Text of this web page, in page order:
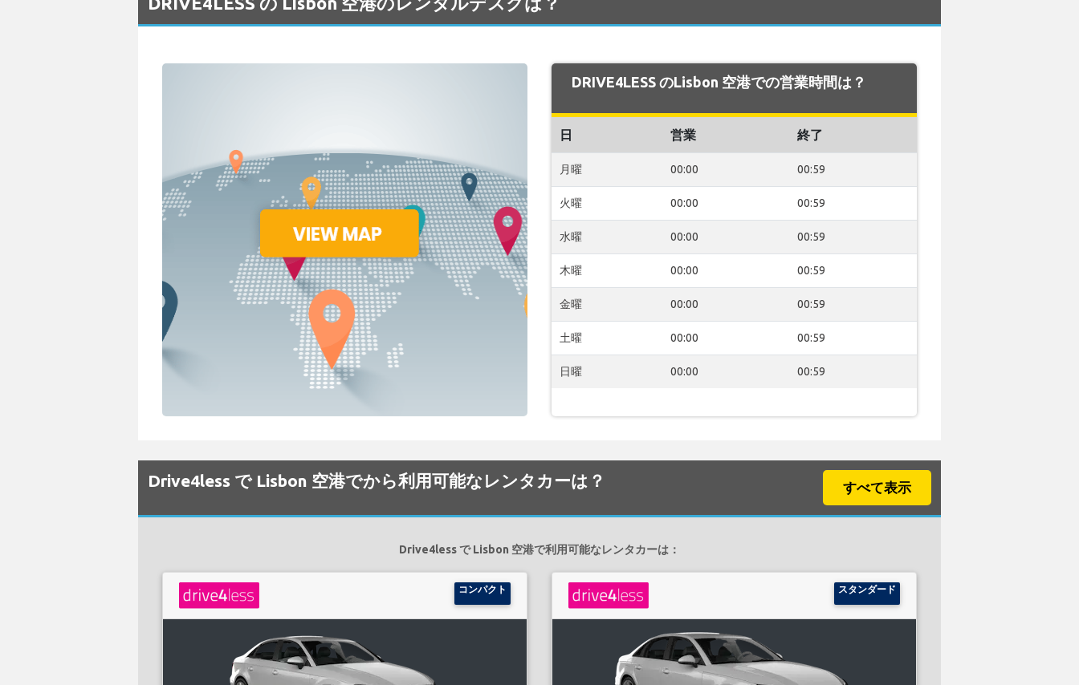
DRIVE4LESS のLisbon 空港での営業時間は？
日 営業 終了
月曜 00:00 00:59
火曜 00:00 00:59
水曜 00:00 00:59
木曜 00:00 00:59
金曜 00:00 00:59
土曜 00:00 00:59
日曜 00:00 00:59
Drive4less で Lisbon 空港でから利用可能なレンタカーは？ すべて表示
Drive4less で Lisbon 空港で利用可能なレンタカーは：
コンパクト スタンダード